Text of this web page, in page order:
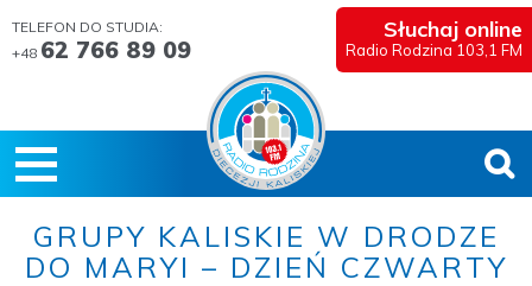
TELEFON DO STUDIA:
+48 62 766 89 09
Słuchaj online
Radio Rodzina 103,1 FM
GRUPY KALISKIE W DRODZE
DO MARYI – DZIEŃ CZWARTY